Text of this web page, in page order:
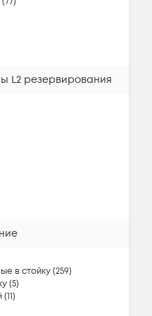
L2 резервирования
в стойку (259)
(5)